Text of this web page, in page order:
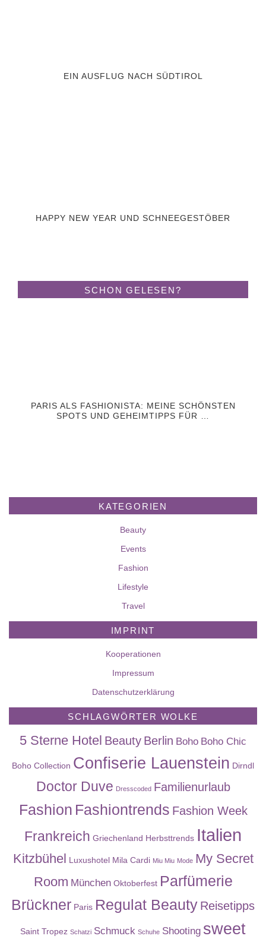
EIN AUSFLUG NACH SÜDTIROL
HAPPY NEW YEAR UND SCHNEEGESTÖBER
SCHON GELESEN?
PARIS ALS FASHIONISTA: MEINE SCHÖNSTEN
SPOTS UND GEHEIMTIPPS FÜR …
KATEGORIEN
Beauty
Events
Fashion
Lifestyle
Travel
IMPRINT
Kooperationen
Impressum
Datenschutzerklärung
SCHLAGWÖRTER WOLKE
5 Sterne Hotel Beauty Berlin Boho Boho Chic
Boho Collection Confiserie Lauenstein Dirndl
Doctor Duve Dresscoded Familienurlaub
Fashion Fashiontrends Fashion Week
Frankreich Griechenland Herbsttrends Italien
Kitzbühel Luxushotel Mila Cardi Miu Miu Mode My Secret
Room München Oktoberfest Parfümerie
Brückner Paris Regulat Beauty Reisetipps
Saint Tropez Schatzi Schmuck Schuhe Shooting sweet